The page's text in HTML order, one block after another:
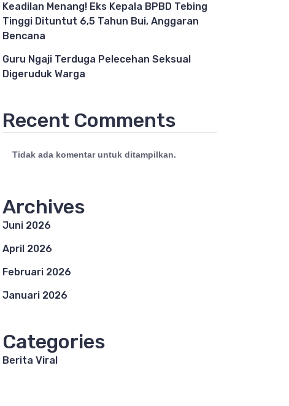
Keadilan Menang! Eks Kepala BPBD Tebing
Tinggi Dituntut 6,5 Tahun Bui, Anggaran
Bencana
Guru Ngaji Terduga Pelecehan Seksual
Digeruduk Warga
Recent Comments
Tidak ada komentar untuk ditampilkan.
Archives
Juni 2026
April 2026
Februari 2026
Januari 2026
Categories
Berita Viral